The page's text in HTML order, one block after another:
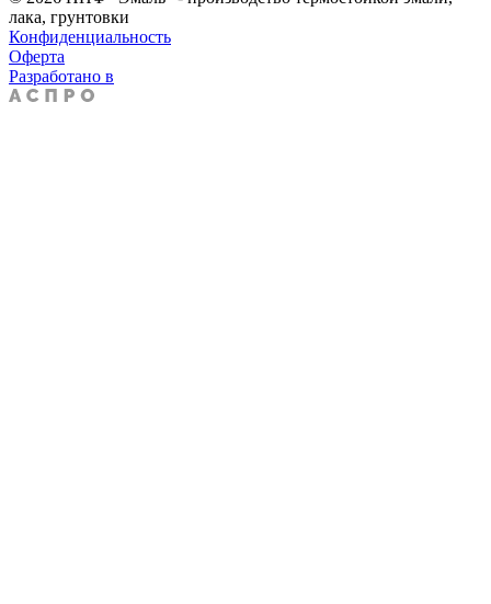
лака, грунтовки
Конфиденциальность
Оферта
Разработано в